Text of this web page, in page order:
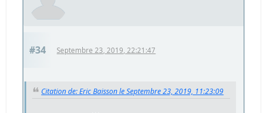
#34 Septembre 23, 2019, 22:21:47
Citation de: Eric Baisson le Septembre 23, 2019, 11:23:09